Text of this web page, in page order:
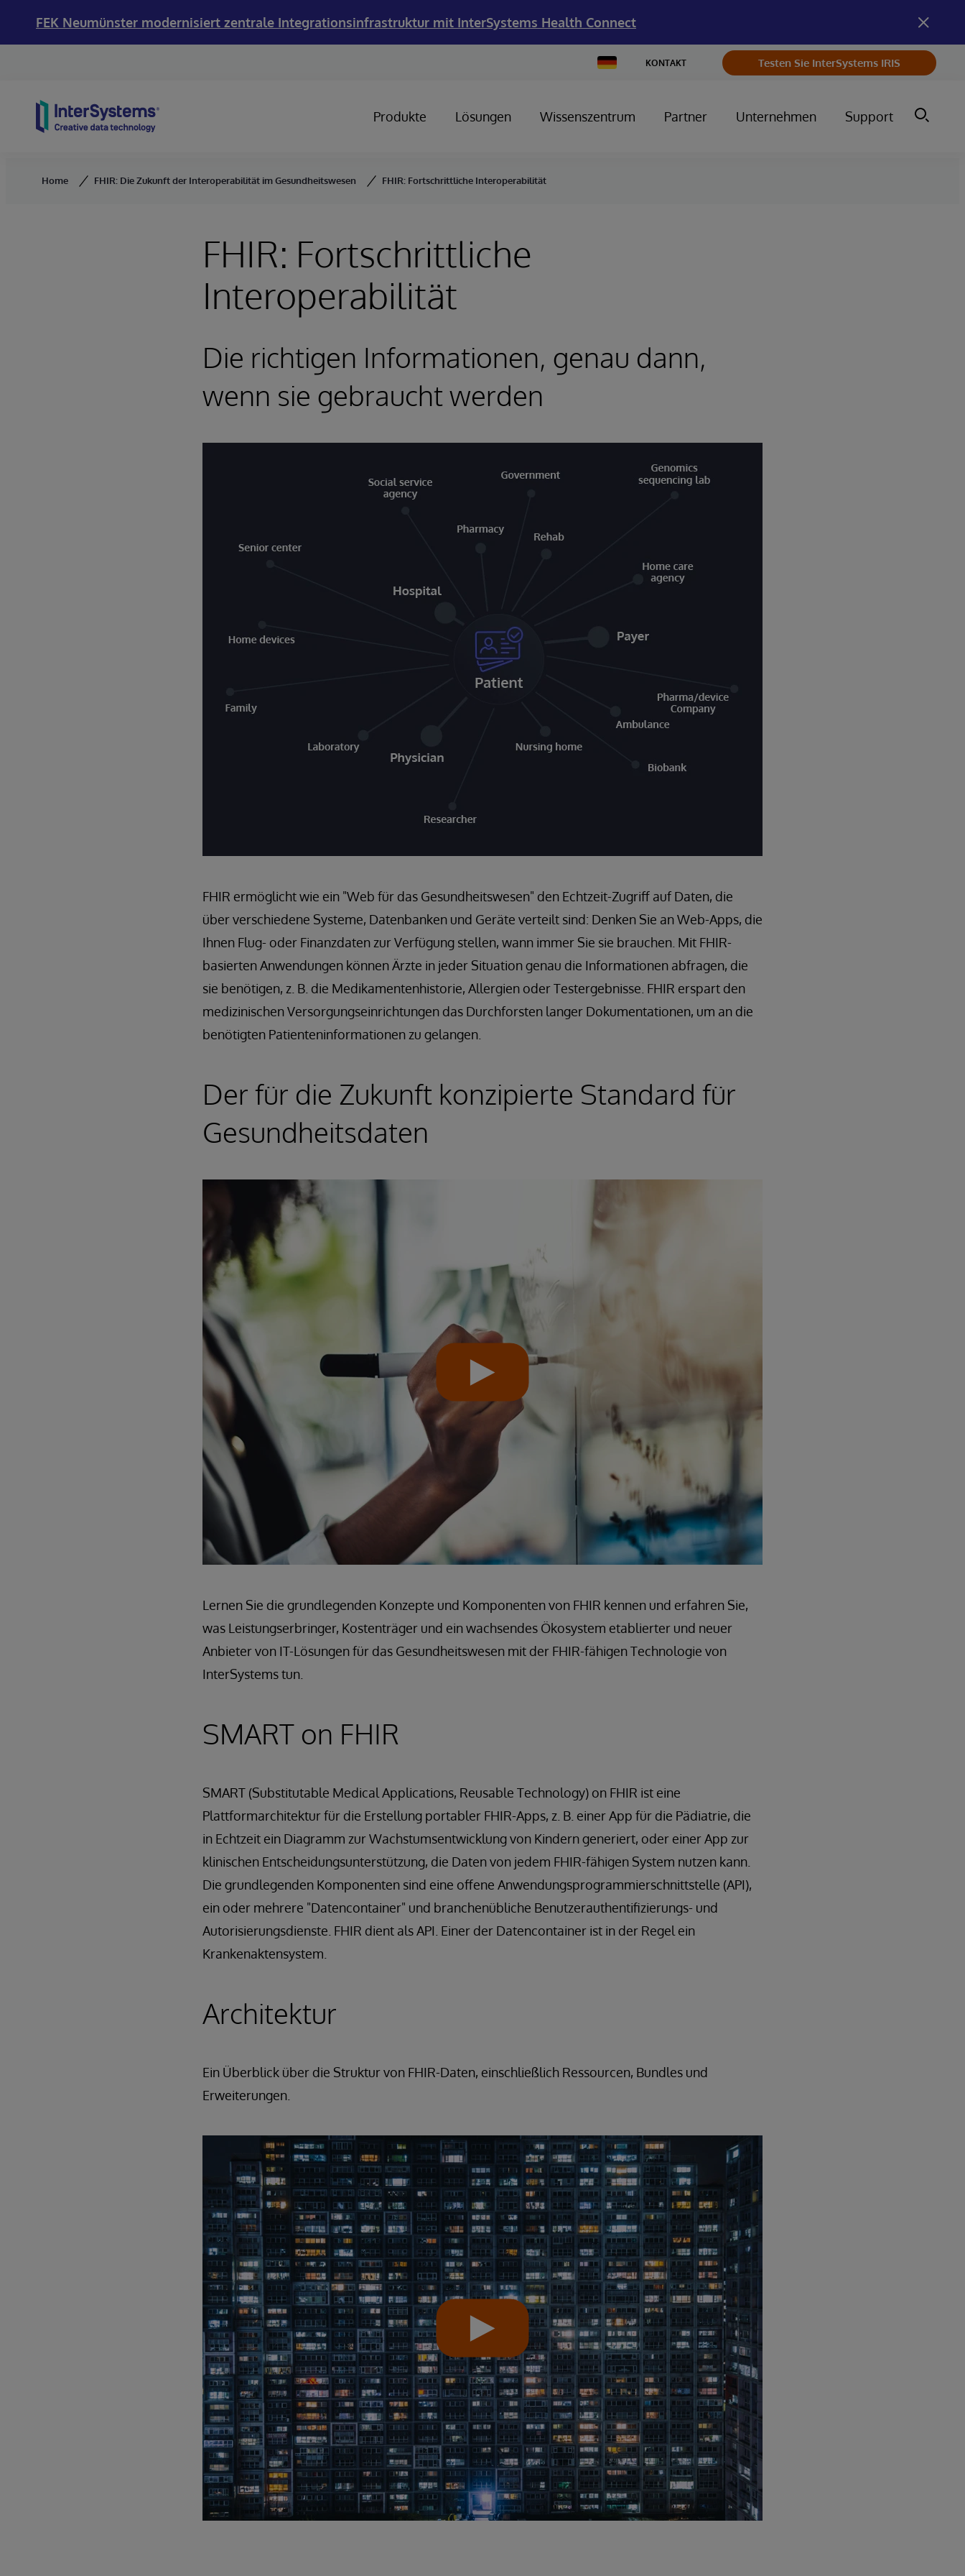
FEK Neumünster modernisiert zentrale Integrationsinfrastruktur mit InterSystems Health Connect
Change
Country
KONTAKT Testen Sie InterSystems IRIS
Produkte Lösungen Wissenszentrum Partner Unternehmen Support
Home FHIR: Die Zukunft der Interoperabilität im Gesundheitswesen FHIR: Fortschrittliche Interoperabilität
FHIR: Fortschrittliche
Interoperabilität
Die richtigen Informationen, genau dann,
wenn sie gebraucht werden
FHIR ermöglicht wie ein "Web für das Gesundheitswesen" den Echtzeit-Zugriff auf Daten, die
über verschiedene Systeme, Datenbanken und Geräte verteilt sind: Denken Sie an Web-Apps, die
Ihnen Flug- oder Finanzdaten zur Verfügung stellen, wann immer Sie sie brauchen. Mit FHIR-
basierten Anwendungen können Ärzte in jeder Situation genau die Informationen abfragen, die
sie benötigen, z. B. die Medikamentenhistorie, Allergien oder Testergebnisse. FHIR erspart den
medizinischen Versorgungseinrichtungen das Durchforsten langer Dokumentationen, um an die
benötigten Patienteninformationen zu gelangen.
Der für die Zukunft konzipierte Standard für
Gesundheitsdaten
Lernen Sie die grundlegenden Konzepte und Komponenten von FHIR kennen und erfahren Sie,
was Leistungserbringer, Kostenträger und ein wachsendes Ökosystem etablierter und neuer
Anbieter von IT-Lösungen für das Gesundheitswesen mit der FHIR-fähigen Technologie von
InterSystems tun.
SMART on FHIR
SMART (Substitutable Medical Applications, Reusable Technology) on FHIR ist eine
Plattformarchitektur für die Erstellung portabler FHIR-Apps, z. B. einer App für die Pädiatrie, die
in Echtzeit ein Diagramm zur Wachstumsentwicklung von Kindern generiert, oder einer App zur
klinischen Entscheidungsunterstützung, die Daten von jedem FHIR-fähigen System nutzen kann.
Die grundlegenden Komponenten sind eine offene Anwendungsprogrammierschnittstelle (API),
ein oder mehrere "Datencontainer" und branchenübliche Benutzerauthentifizierungs- und
Autorisierungsdienste. FHIR dient als API. Einer der Datencontainer ist in der Regel ein
Krankenaktensystem.
Architektur
Ein Überblick über die Struktur von FHIR-Daten, einschließlich Ressourcen, Bundles und
Erweiterungen.